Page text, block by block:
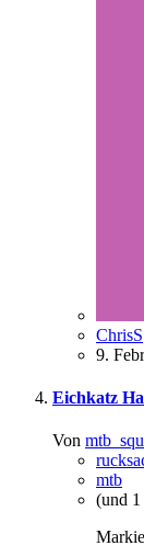
ChrisS
9.
Eichkatz
Von
mtb
(und